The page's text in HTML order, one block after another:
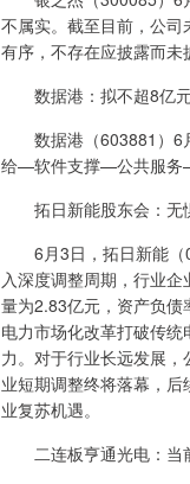
不属实。截至目前，公
有序，不存在应披露而未
数据港：拟不超8亿元
数据港（603881）6月
给—软件支撑—公共服务—
拓日新能股东会：无
6月3日，拓日新能（
入深度调整周期，行业
量为2.83亿元，资产负
电力市场化改革打破传
力。对于行业长远发展
业短期调整终将落幕，
业复苏机遇。
二连板亨通光电：当